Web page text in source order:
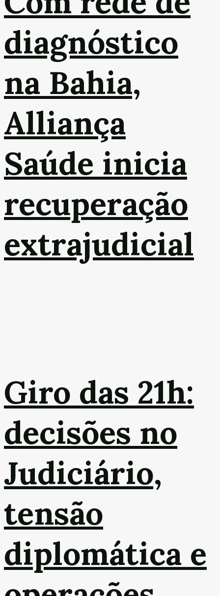
diagnóstico
na Bahia,
Alliança
Saúde inicia
recuperação
extrajudicial
Giro das 21h:
decisões no
Judiciário,
tensão
diplomática e